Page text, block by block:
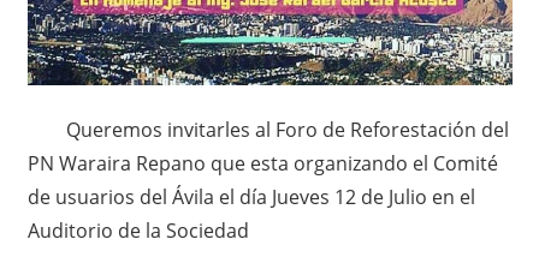
Queremos invitarles al Foro de Reforestación del
PN Waraira Repano que esta organizando el Comité
de usuarios del Ávila el día Jueves 12 de Julio en el
Auditorio de la Sociedad